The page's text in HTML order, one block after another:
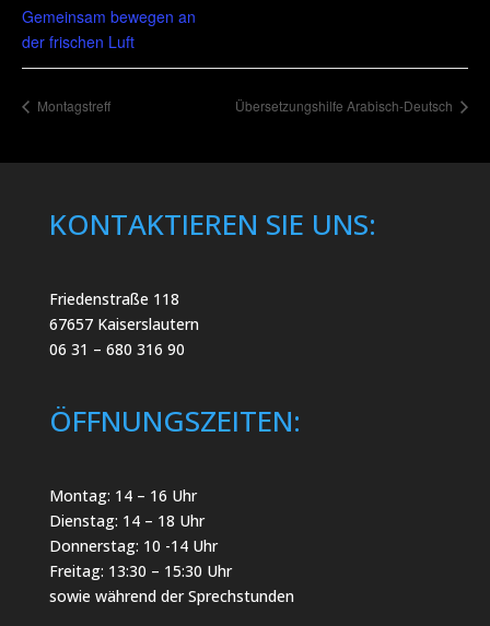
Gemeinsam bewegen an
der frischen Luft
Montagstreff Übersetzungshilfe Arabisch-Deutsch
KONTAKTIEREN SIE UNS:
Friedenstraße 118
67657 Kaiserslautern
06 31 – 680 316 90
ÖFFNUNGSZEITEN:
Montag: 14 – 16 Uhr
Dienstag: 14 – 18 Uhr
Donnerstag: 10 -14 Uhr
Freitag: 13:30 – 15:30 Uhr
sowie während der Sprechstunden